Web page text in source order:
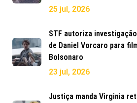
25 jul, 2026
STF autoriza
de Daniel Vorcaro para
Bolsonaro
23 jul, 2026
Justiça manda Virginia